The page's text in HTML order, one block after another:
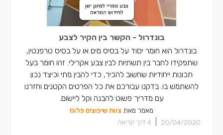
בונדרול - הקשר בין הקיר לצבע
בונדרול הוא חומר יסוד על בסיס מים או על בסיס טרפנטין,
שתפקידו לחבר בין תשתיות לבין צבע אקרילי. זהו חומר בעל
תכונות ייחודיות שחשוב להכיר, כדי להבין מתי וכיצד נכון
להשתמש בו. בדקנו עבורכם את כל הפרטים הקטנים וחזרנו
עם מדריך פשוט להבנה וקל ליישום.
מאמר מאת צוות שיפוצים פלוס
20/04/2020
4 דק' קריאה